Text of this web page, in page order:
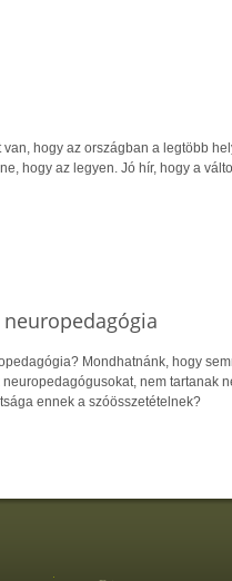
van, hogy az országban a legtöbb
hogy az legyen. Jó hír, hogy a
Mondhatnánk, hogy
nem tartanak
ennek a szóösszetételnek?